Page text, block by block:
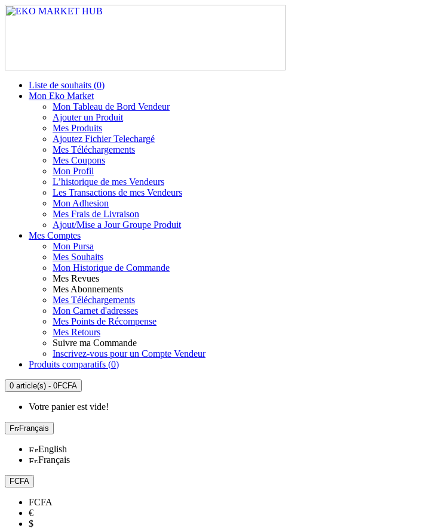
Liste de souhaits (0)
Mon Eko Market
Mon Tableau de Bord Vendeur
Ajouter un Produit
Mes Produits
Ajoutez Fichier Telechargé
Mes Téléchargements
Mes Coupons
Mon Profil
L’historique de mes Vendeurs
Les Transactions de mes Vendeurs
Mon Adhesion
Mes Frais de Livraison
Ajout/Mise a Jour Groupe Produit
Mes Comptes
Mon Pursa
Mes Souhaits
Mon Historique de Commande
Mes Revues
Mes Abonnements
Mes Téléchargements
Mon Carnet d'adresses
Mes Points de Récompense
Mes Retours
Suivre ma Commande
Inscrivez-vous pour un Compte Vendeur
Produits comparatifs (0)
0 article(s) - 0FCFA
Votre panier est vide!
Français
English
Français
FCFA
FCFA
€
$